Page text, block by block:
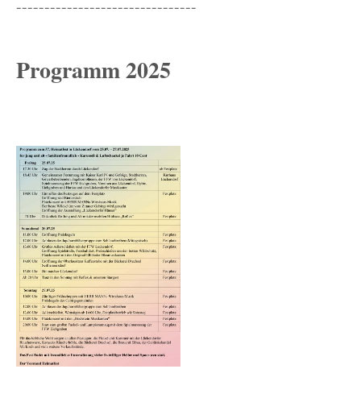
--------------------------------
Programm 2025